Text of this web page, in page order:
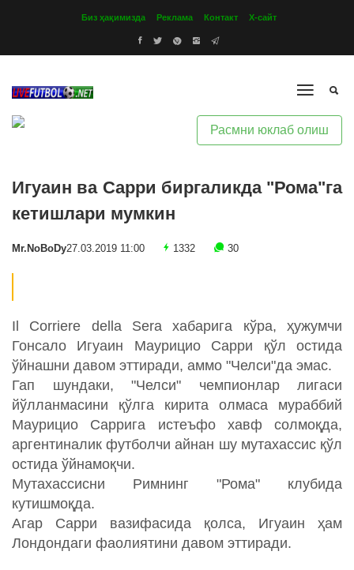
Биз ҳақимизда Реклама Контакт Х-сайт
Расмни юклаб олиш
Игуаин ва Сарри биргаликда "Рома"га
кетишлари мумкин
Mr.NoBoDy27.03.2019 11:00 1332 30
Il Corriere della Sera хабарига кўра, ҳужумчи
Гонсало Игуаин Маурицио Сарри қўл остида
ўйнашни давом эттиради, аммо "Челси"да эмас.
Гап шундаки, "Челси" чемпионлар лигаси
йўлланмасини қўлга кирита олмаса мураббий
Маурицио Саррига истеъфо хавф солмоқда,
аргентиналик футболчи айнан шу мутахассис қўл
остида ўйнамоқчи.
Мутахассисни Римнинг "Рома" клубида
кутишмоқда.
Агар Сарри вазифасида қолса, Игуаин ҳам
Лондондаги фаолиятини давом эттиради.